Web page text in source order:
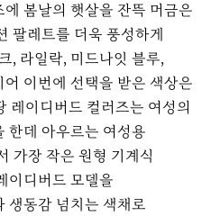
봄날의 햇살을 잔뜩 머금은
팔레트를 더욱 풍성하게
, 라일락, 미드나잇 블루,
이번에 선택을 받은 색상은
레이디버드 컬러즈는 여성의
한데 아우르는 여성용
가장 작은 원형 기계식
이디버드 모델을
생동감 넘치는 색채로